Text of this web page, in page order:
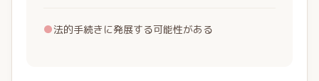
●法的手続きに発展する可能性がある